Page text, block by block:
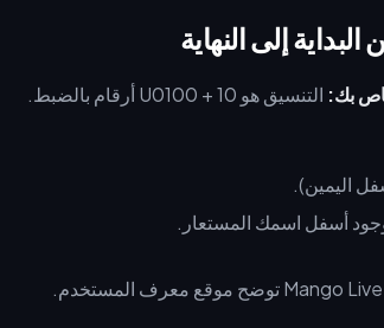
إلى النهاية
التنسيق هو U0100 + 10 أرقام بالضبط.
اليمين).